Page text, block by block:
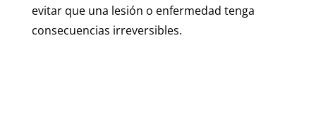
evitar que una lesión o enfermedad tenga
consecuencias irreversibles.